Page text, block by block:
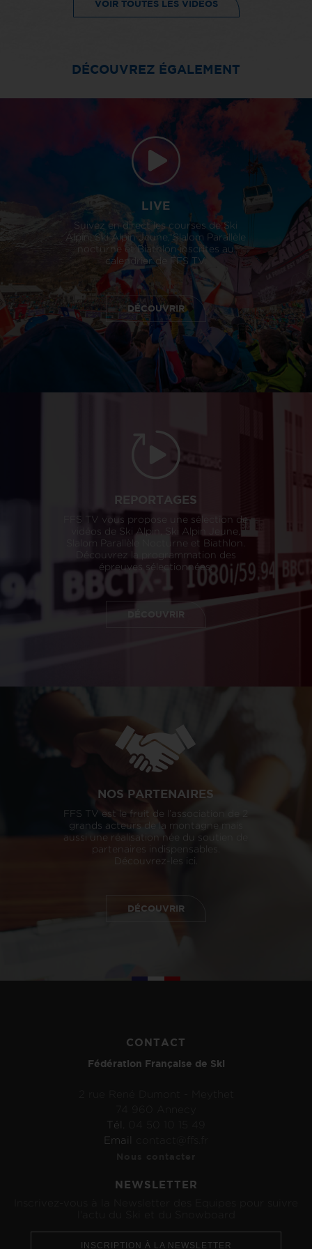
VOIR TOUTES LES VIDÉOS
DÉCOUVREZ ÉGALEMENT
LIVE
Suivez en direct les courses de Ski
Alpin, Ski Alpin Jeune, Slalom Parallèle
nocturne et Biathlon inscrites au
calendrier de FFS TV.
DÉCOUVRIR
REPORTAGES
FFS TV vous propose une sélection de
vidéos de Ski Alpin, Ski Alpin Jeune,
Slalom Parallèle Nocturne et Biathlon.
Découvrez la programmation des
épreuves sélectionnées.
DÉCOUVRIR
NOS PARTENAIRES
FFS TV est le fruit de l’association de 2
grands acteurs de la montagne mais
aussi une réalisation née du soutien de
partenaires indispensables.
Découvrez-les ici.
DÉCOUVRIR
CONTACT
Fédération Française de Ski
Tél.
Email
NEWSLETTER
INSCRIPTION À LA NEWSLETTER